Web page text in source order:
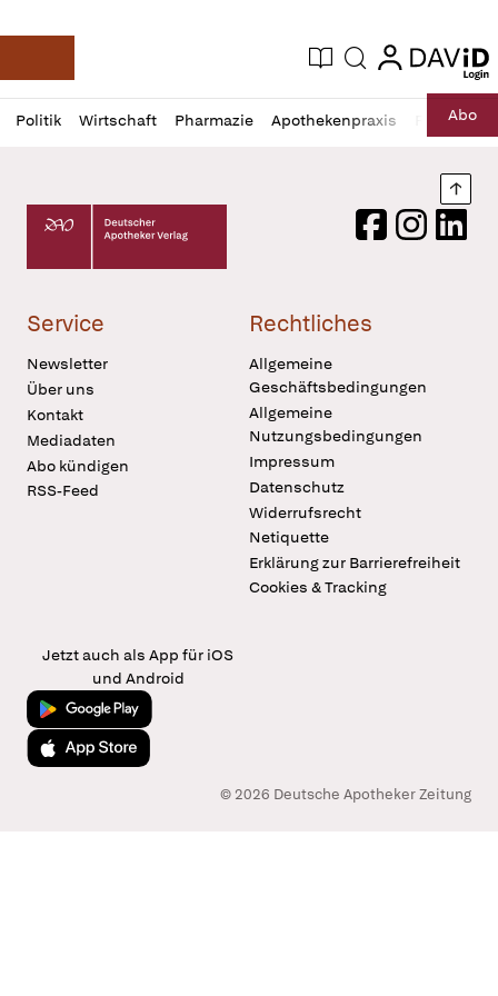
Deutsche Apotheker Zeitung
Aktuelle Ausgabe
Suche login
login
Politik Wirtschaft Pharmazie Apothekenpraxis RechtAbo
Profil
öffnen
Daz
Pur
Deutscher Apotheker Verlag Logo
FacebookInstagram
Service
Newsletter
Über uns
Kontakt
Mediadaten
Abo kündigen
RSS-Feed
Rechtliches
Allgemeine
Geschäftsbedingungen
Allgemeine
Nutzungsbedingungen
Impressum
Datenschutz
Widerrufsrecht
Netiquette
Erklärung zur Barrierefreiheit
Cookies & Tracking
Jetzt auch als App für iOS
und Android
Jetzt bei Google Play
Laden im App Store
© 2026 Deutsche Apotheker Zeitung